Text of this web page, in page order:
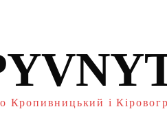
Кропивницький і